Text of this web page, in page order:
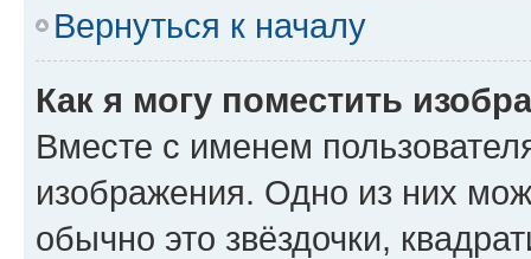
Вернуться к началу
Как я могу поместить
Вместе с именем
изображения. Одно из них
обычно это звёздочки,